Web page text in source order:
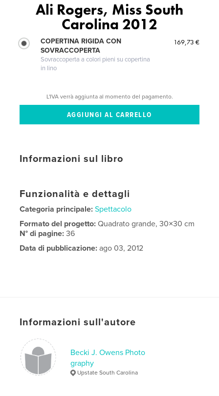
Ali Rogers, Miss South
Carolina 2012
COPERTINA RIGIDA CON
SOVRACCOPERTA
Sovraccoperta a colori pieni su copertina
in lino
169,73 €
L'IVA verrà aggiunta al momento del pagamento.
Informazioni sul libro
Funzionalità e dettagli
Categoria principale: Spettacolo
Formato del progetto:Quadrato grande, 30×30 cm
N° di pagine:36
Data di pubblicazione: ago 03, 2012
Informazioni sull'autore
Becki J. Owens Photo
graphy
Upstate South Carolina